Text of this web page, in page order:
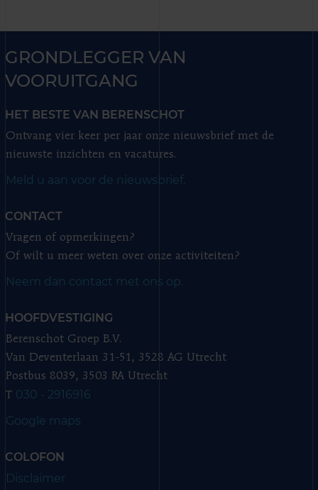
GRONDLEGGER VAN
VOORUITGANG
HET BESTE VAN BERENSCHOT
Ontvang vier keer per jaar onze nieuwsbrief met de
nieuwste inzichten en vacatures.
Meld u aan voor de nieuwsbrief.
CONTACT
Vragen of opmerkingen?
Of wilt u meer weten over onze activiteiten?
Neem dan contact met ons op.
HOOFDVESTIGING
Berenschot Groep B.V.
Van Deventerlaan 31-51, 3528 AG Utrecht
Postbus 8039, 3503 RA Utrecht
T 030 - 2916916
Google maps
COLOFON
Disclaimer